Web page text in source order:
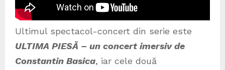
Ultimul spectacol-concert din serie este
ULTIMA PIESĂ – un concert imersiv de
Constantin Basica, iar cele două